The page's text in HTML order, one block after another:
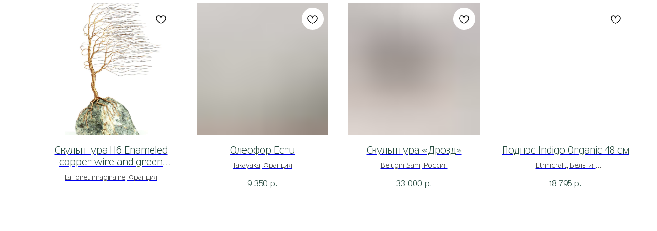
Скульптура H6 Enameled
copper wire and green
pebble
La foret imaginaire, Франция
Олеофор Ecru
Takayaka, Франция
9 350 р.
Скульптура «Дрозд»
Belugin Sam, Россия
33 000 р.
Поднос Indigo Organic 48 см
Ethnicraft, Бельгия
18 795 р.